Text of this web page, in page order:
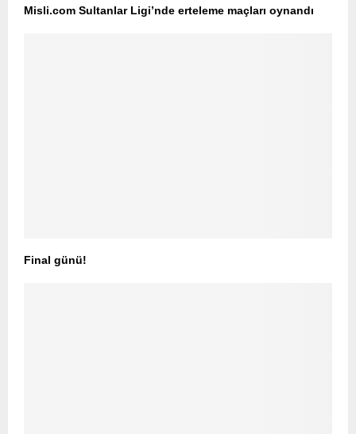
Misli.com Sultanlar Ligi’nde erteleme maçları oynandı
Final günü!